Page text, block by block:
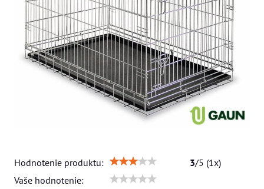
Hodnotenie produktu: 3/5 (1x)
Vaše hodnotenie: